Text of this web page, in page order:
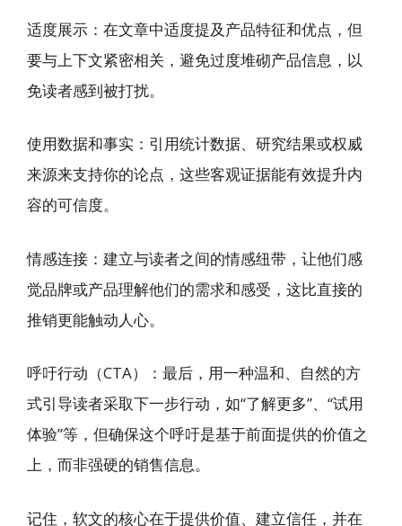
适度展示：在文章中适度提及产品特征和优点，但
要与上下文紧密相关，避免过度堆砌产品信息，以
免读者感到被打扰。
使用数据和事实：引用统计数据、研究结果或权威
来源来支持你的论点，这些客观证据能有效提升内
容的可信度。
情感连接：建立与读者之间的情感纽带，让他们感
觉品牌或产品理解他们的需求和感受，这比直接的
推销更能触动人心。
呼吁行动（CTA）：最后，用一种温和、自然的方
式引导读者采取下一步行动，如“了解更多”、“试用
体验”等，但确保这个呼吁是基于前面提供的价值之
上，而非强硬的销售信息。
记住，软文的核心在于提供价值、建立信任，并在